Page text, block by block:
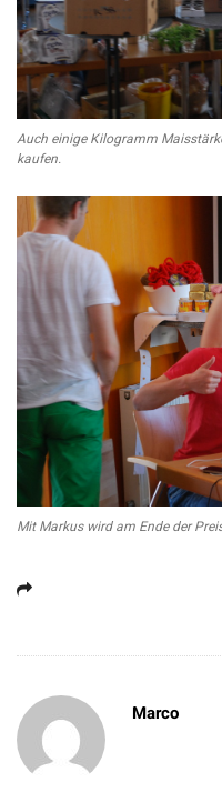
Auch einige Kilogramm
kaufen.
Mit Markus wird am Ende der
Marco